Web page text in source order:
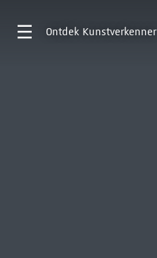
Ontdek Kunstverkenner